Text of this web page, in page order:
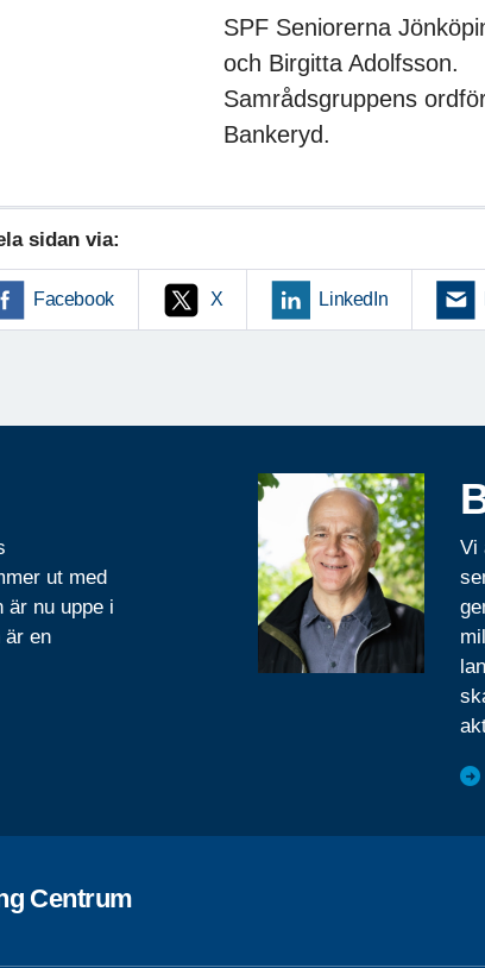
SPF Seniorerna
och Birgitta Adolfsson.
Samrådsgruppens
Bankeryd.
sidan via:
Facebook X LinkedIn
ut med
är nu uppe i
är en
Vi
Centrum